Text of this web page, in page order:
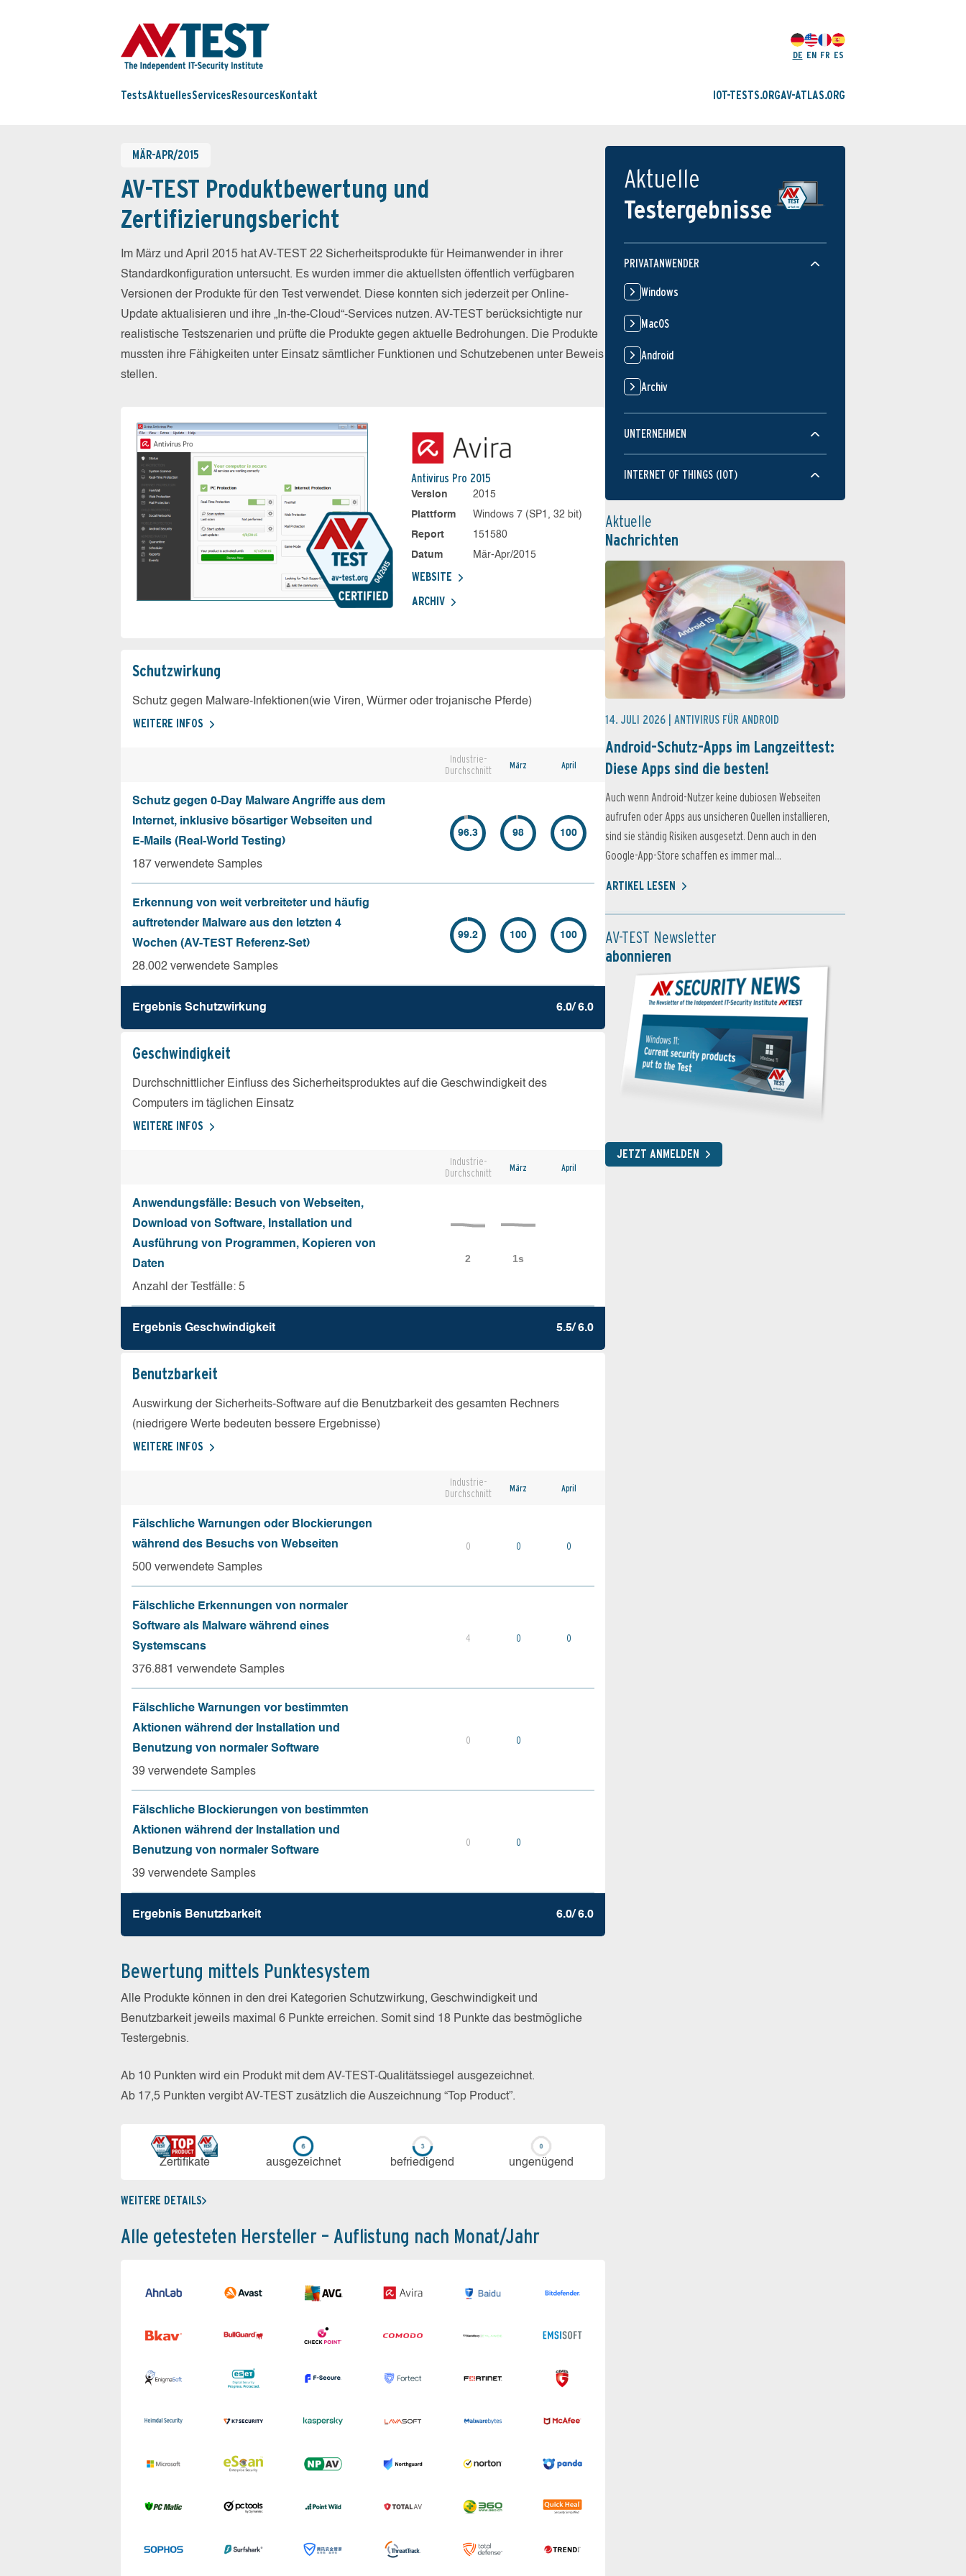
DE EN FR ES
TestsAktuellesServices Resources Kontakt IOT-TESTS.ORGAV-ATLAS.ORG
MÄR-APR/2015
AV-TEST Produktbewertung und
Zertifizierungsbericht
Im März und April 2015 hat AV-TEST 22 Sicherheitsprodukte für Heimanwender in ihrer
Standardkonfiguration untersucht. Es wurden immer die aktuellsten öffentlich verfügbaren
Versionen der Produkte für den Test verwendet. Diese konnten sich jederzeit per Online-
Update aktualisieren und ihre „In-the-Cloud“-Services nutzen. AV-TEST berücksichtigte nur
realistische Testszenarien und prüfte die Produkte gegen aktuelle Bedrohungen. Die Produkte
mussten ihre Fähigkeiten unter Einsatz sämtlicher Funktionen und Schutzebenen unter Beweis
stellen.
Antivirus Pro 2015
Version
2015
Plattform
Windows 7 (SP1, 32 bit)
Report
151580
Datum
Mär-Apr/2015
WEBSITE
ARCHIV
Schutz­wirkung
Schutz gegen Malware-Infektionen(wie Viren, Würmer oder trojanische Pferde)
WEITERE INFOS
Industrie-
Durchschnitt
März April
Schutz gegen 0-Day Malware Angriffe aus dem
Internet, inklusive bösartiger Webseiten und
E-Mails (Real-World Testing)
187 verwendete Samples
96.3 98 100
Erkennung von weit verbreiteter und häufig
auftretender Malware aus den letzten 4
Wochen (AV-TEST Referenz-Set)
28.002 verwendete Samples
99.2 100 100
Ergebnis Schutz­wirkung 6.0/ 6.0
Geschw­indigkeit
Durchschnittlicher Einfluss des Sicherheitsproduktes auf die Geschwindigkeit des
Computers im täglichen Einsatz
WEITERE INFOS
Industrie-
Durchschnitt
März April
Anwendungsfälle: Besuch von Webseiten,
Download von Software, Installation und
Ausführung von Programmen, Kopieren von
Daten
Anzahl der Testfälle: 5
Ergebnis Geschw­indigkeit 5.5/ 6.0
Benutz­barkeit
Auswirkung der Sicherheits-Software auf die Benutzbarkeit des gesamten Rechners
(niedrigere Werte bedeuten bessere Ergebnisse)
WEITERE INFOS
Industrie-
Durchschnitt
März April
Fälschliche Warnungen oder Blockierungen
während des Besuchs von Webseiten
500 verwendete Samples
0 0 0
Fälschliche Erkennungen von normaler
Software als Malware während eines
Systemscans
376.881 verwendete Samples
4 0 0
Fälschliche Warnungen vor bestimmten
Aktionen während der Installation und
Benutzung von normaler Software
39 verwendete Samples
0 0
Fälschliche Blockierungen von bestimmten
Aktionen während der Installation und
Benutzung von normaler Software
39 verwendete Samples
0 0
Ergebnis Benutz­barkeit 6.0/ 6.0
Bewertung mittels Punktesystem
Alle Produkte können in den drei Kategorien Schutzwirkung, Geschwindigkeit und
Benutzbarkeit jeweils maximal 6 Punkte erreichen. Somit sind 18 Punkte das bestmögliche
Testergebnis.
Ab 10 Punkten wird ein Produkt mit dem AV-TEST-Qualitätssiegel ausgezeichnet.
Ab 17,5 Punkten vergibt AV-TEST zusätzlich die Auszeichnung “Top Product”.
Zerti­fikate aus­ge­zeich­net be­frie­di­gend un­ge­nü­gend
WEITERE DETAILS
Alle getesteten Hersteller – Auflistung nach Monat/Jahr
Aktuelle
Testergebnisse
PRIVATANWENDER
Windows
MacOS
Android
Archiv
UNTERNEHMEN
INTERNET OF THINGS (IOT)
Aktuelle
Nachrichten
14. JULI 2026 | ANTIVIRUS FÜR ANDROID
Android-Schutz-Apps im Langzeittest:
Diese Apps sind die besten!
Auch wenn Android-Nutzer keine dubiosen Webseiten
aufrufen oder Apps aus unsicheren Quellen installieren,
sind sie ständig Risiken ausgesetzt. Denn auch in den
Google-App-Store schaffen es immer mal...
ARTIKEL LESEN
AV-TEST Newsletter
abonnieren
JETZT ANMELDEN